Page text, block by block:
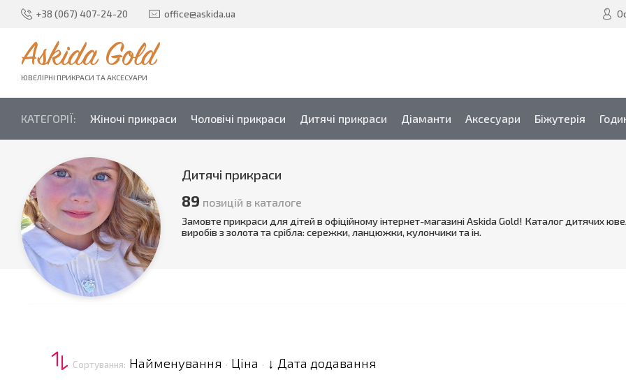
+38 (067) 407-24-20 office@askida.ua
Askida Gold
ЮВЕЛІРНІ ПРИКРАСИ ТА АКСЕСУАРИ
КАТЕГОРІЇ: Жіночі прикраси Чоловічі прикраси Дитячі прикраси Діаманти Аксесуари Біжутерія
Дитячі прикраси
89 позицій в каталоге
Замовте прикраси для дітей в офіційному інтернет-магазині Askida Gold! Каталог дитячих
виробів з золота та срібла: сережки, ланцюжки, кулончики та ін.
Сортування: Найменування · Ціна · ↓ Дата додавання